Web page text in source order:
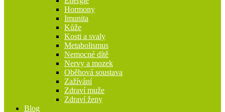
Hormony
Imunita
Kůže
Kosti a svaly
Metabolismus
Nemocné dítě
Nervy a mozek
Oběhová soustava
Zažívání
Zdraví muže
Zdraví ženy
Blog